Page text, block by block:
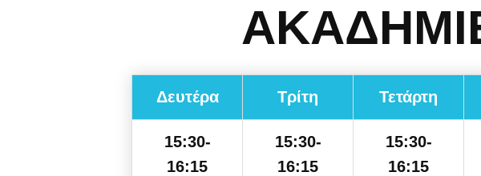
Δευτέρα Τρίτη Τετάρτη
15:30-
16:15
15:30-
16:15
15:30-
16:15